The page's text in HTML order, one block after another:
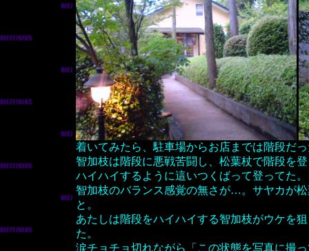
着いてみたら、駐車場からお店までは階段だ
智加枝は階段に悪戦苦闘し、松葉杖で階段を
ハイハイするように這いつくばって登ってた。
智加枝のバランス感覚の無さが…。サヤカが
と。
あたしは階段をハイハイする智加枝がウケを
た。
涙チョチョ切れながら「この状態を写真に撮